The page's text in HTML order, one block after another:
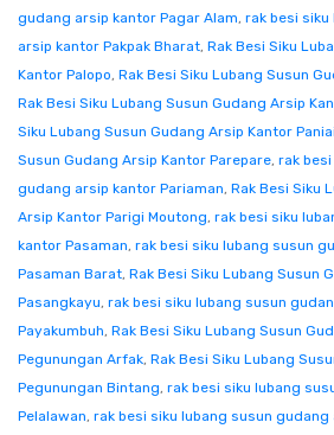
gudang arsip kantor Pagar Alam, rak besi
arsip kantor Pakpak Bharat, Rak Besi Siku
Kantor Palopo, Rak Besi Siku Lubang Susun
Rak Besi Siku Lubang Susun Gudang Arsip
Siku Lubang Susun Gudang Arsip Kantor Paniai
Susun Gudang Arsip Kantor Parepare, rak
gudang arsip kantor Pariaman, Rak Besi Siku
Arsip Kantor Parigi Moutong, rak besi siku
kantor Pasaman, rak besi siku lubang susun
Pasaman Barat, Rak Besi Siku Lubang Susun
Pasangkayu, rak besi siku lubang susun
Payakumbuh, Rak Besi Siku Lubang Susun
Pegunungan Arfak, Rak Besi Siku Lubang
Pegunungan Bintang, rak besi siku lubang
Pelalawan, rak besi siku lubang susun